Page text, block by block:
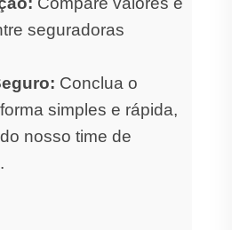
seguradoras
Conclua o
simples e rápida,
nosso time de